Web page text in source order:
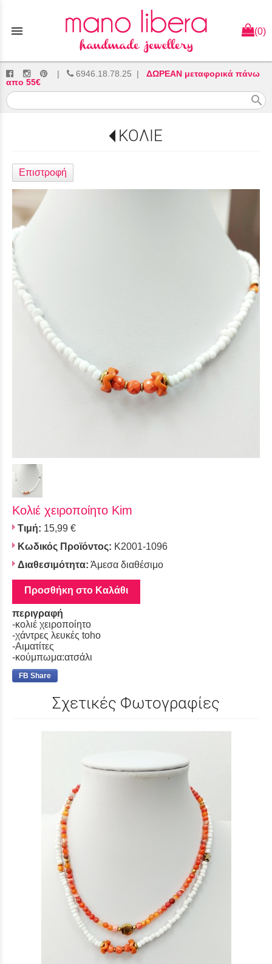
menu (0)
| 6946.18.78.25 | ΔΩΡΕΑΝ μεταφορικά πάνω
απο 55€
search
ΚΟΛΙΕ
Επιστροφή
Κολιέ χειροποίητο Kim
Τιμή: 15,99 €
Κωδικός Προϊόντος: Κ2001-1096
Διαθεσιμότητα: Άμεσα διαθέσιμο
Προσθήκη στο Καλάθι
περιγραφή
-κολιέ χειροποίητο
-χάντρες λευκές toho
-Αιματίτες
-κούμπωμα:ατσάλι
FB Share
Σχετικές Φωτογραφίες